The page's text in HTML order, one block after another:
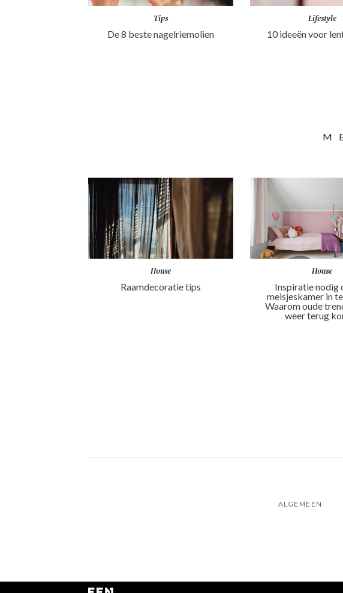
Tips
De 8 beste nagelriemolien
Lifestyle
10 ideeën voor
House
Raamdecoratie tips
House
Inspiratie nodig
meisjeskamer in
Waarom oude
weer terug
ALGEMEEN